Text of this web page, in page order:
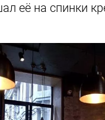
её на спинки